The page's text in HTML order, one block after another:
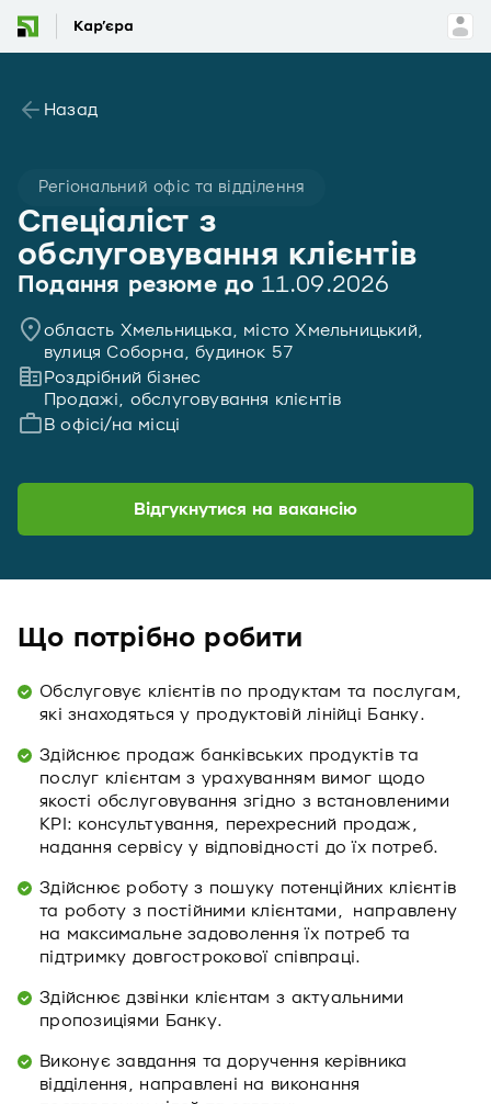
Назад
Регіональний офіс та відділення
Спеціаліст з
обслуговування клієнтів
Подання резюме до 11.09.2026
область Хмельницька, місто Хмельницький,
вулиця Соборна, будинок 57
Роздрібний бізнес
Продажі, обслуговування клієнтів
В офісі/на місці
Відгукнутися на вакансію
Що потрібно робити
Обслуговує клієнтів по продуктам та послугам,
які знаходяться у продуктовій лінійці Банку.
Здійснює продаж банківських продуктів та
послуг клієнтам з урахуванням вимог щодо
якості обслуговування згідно з встановленими
KPI: консультування, перехресний продаж,
надання сервісу у відповідності до їх потреб.
Здійснює роботу з пошуку потенційних клієнтів
та роботу з постійними клієнтами, направлену
на максимальне задоволення їх потреб та
підтримку довгострокової співпраці.
Здійснює дзвінки клієнтам з актуальними
пропозиціями Банку.
Виконує завдання та доручення керівника
відділення, направлені на виконання